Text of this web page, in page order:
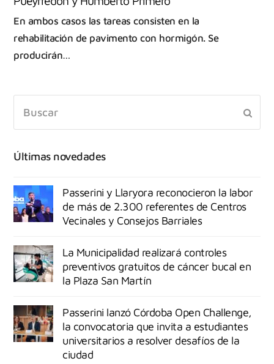
En ambos casos las tareas consisten en la
rehabilitación de pavimento con hormigón. Se
producirán…
Últimas novedades
Passerini y Llaryora reconocieron la labor
de más de 2.300 referentes de Centros
Vecinales y Consejos Barriales
La Municipalidad realizará controles
preventivos gratuitos de cáncer bucal en
la Plaza San Martín
Passerini lanzó Córdoba Open Challenge,
la convocatoria que invita a estudiantes
universitarios a resolver desafíos de la
ciudad